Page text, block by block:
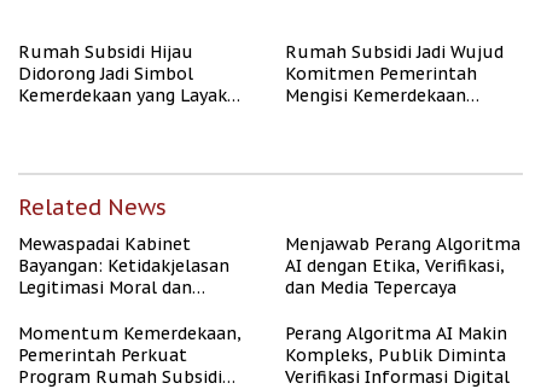
Rumah Subsidi Hijau
Didorong Jadi Simbol
Kemerdekaan yang Layak
Rumah Subsidi Jadi Wujud
Komitmen Pemerintah
Mengisi Kemerdekaan
Related News
Mewaspadai Kabinet
Bayangan: Ketidakjelasan
Legitimasi Moral dan
Menjawab Perang Algoritma
AI dengan Etika, Verifikasi,
dan Media Tepercaya
Momentum Kemerdekaan,
Pemerintah Perkuat
Program Rumah Subsidi
Perang Algoritma AI Makin
Kompleks, Publik Diminta
Verifikasi Informasi Digital